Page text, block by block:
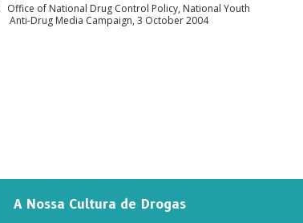
Office of National Drug Control Policy, National Youth
Anti-Drug Media Campaign, 3 October 2004
A Nossa Cultura de Drogas